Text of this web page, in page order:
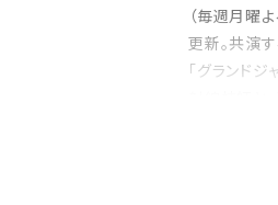
（毎週月曜
更新。共演
「グランド
注目の
【インタビ
たどり着い